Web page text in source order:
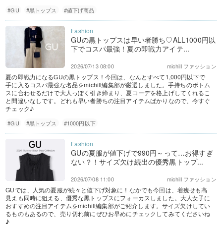
#GU #黒トップス #値下げ商品
GUの黒トップスは早い者勝ち♡ALL1000円以
下でコスパ最強！夏の即戦力アイテ...
michill ファッション
2026/07/13 08:00
夏の即戦力になるGUの黒トップス！今回は、なんとすべて1,000円以下で
手に入るコスパ最強な名品をmichill編集部が厳選しました。手持ちのボトム
スに合わせるだけで大人っぽく引き締まり、夏コーデを格上げしてくれるこ
と間違いなしです。どれも早い者勝ちの注目アイテムばかりなので、今すぐ
チェック♪
#GU #黒トップス #1000円以下
GUの夏服が値下げで990円～って…お得すぎ
ない？！サイズ欠け続出の優秀黒トップ...
michill ファッション
2026/07/08 11:00
GUでは、人気の夏服が続々と値下げ対象に！なかでも今回は、着痩せも高
見えも同時に狙える、優秀な黒トップスにフォーカスしました。大人女子に
おすすめの注目アイテムをmichill編集部がご紹介します。サイズ欠けしてい
るものもあるので、売り切れ前にぜひお早めにチェックしてみてくださいね
♪